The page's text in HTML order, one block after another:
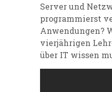
Server und
programmierst
Anwendungen?
vierjährigen
über IT wissen